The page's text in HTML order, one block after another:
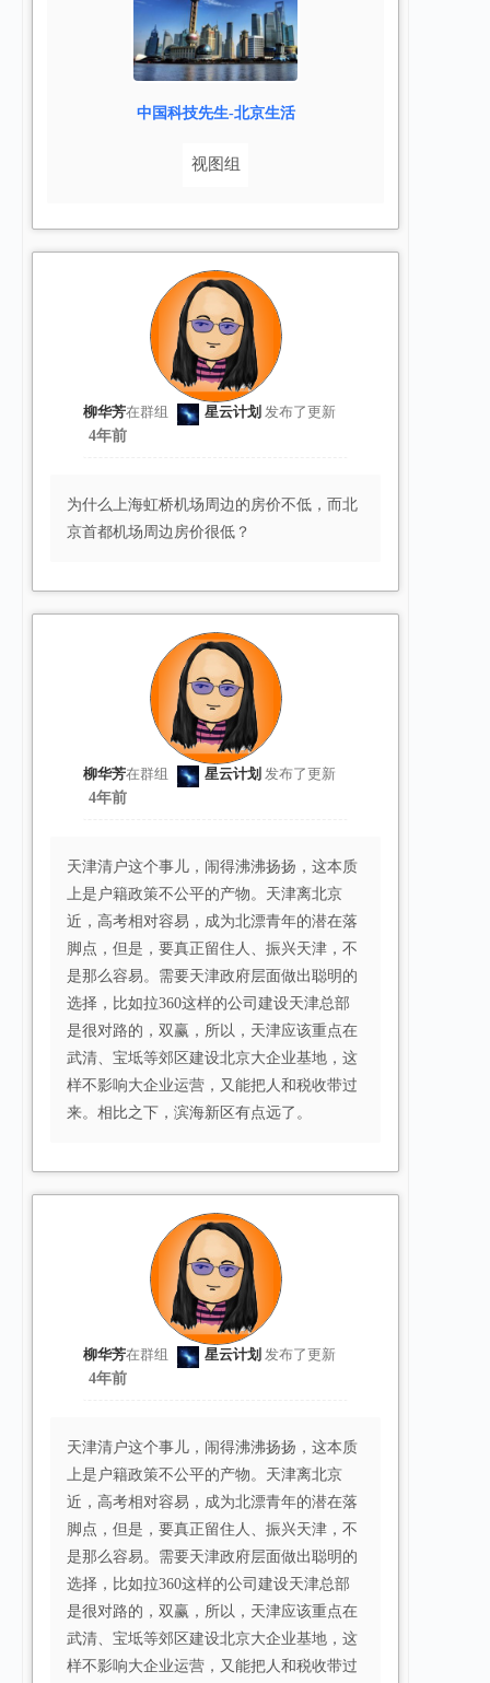
中国科技先生-北京生活
视图组
柳华芳在群组 星云计划 发布了更新
4年前
为什么上海虹桥机场周边的房价不低，而北
京首都机场周边房价很低？ ​​​
柳华芳在群组 星云计划 发布了更新
4年前
天津清户这个事儿，闹得沸沸扬扬，这本质
上是户籍政策不公平的产物。天津离北京
近，高考相对容易，成为北漂青年的潜在落
脚点，但是，要真正留住人、振兴天津，不
是那么容易。需要天津政府层面做出聪明的
选择，比如拉360这样的公司建设天津总部
是很对路的，双赢，所以，天津应该重点在
武清、宝坻等郊区建设北京大企业基地，这
样不影响大企业运营，又能把人和税收带过
来。相比之下，滨海新区有点远了。
柳华芳在群组 星云计划 发布了更新
4年前
天津清户这个事儿，闹得沸沸扬扬，这本质
上是户籍政策不公平的产物。天津离北京
近，高考相对容易，成为北漂青年的潜在落
脚点，但是，要真正留住人、振兴天津，不
是那么容易。需要天津政府层面做出聪明的
选择，比如拉360这样的公司建设天津总部
是很对路的，双赢，所以，天津应该重点在
武清、宝坻等郊区建设北京大企业基地，这
样不影响大企业运营，又能把人和税收带过